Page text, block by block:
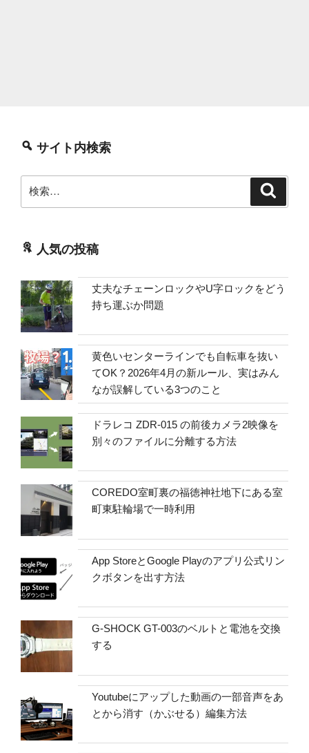
サイト内検索
索:
人気の投稿
丈夫なチェーンロックやU字ロックをどう
持ち運ぶか問題
黄色いセンターラインでも自転車を抜い
てOK？2026年4月の新ルール、実はみん
なが誤解している3つのこと
ドラレコ ZDR-015 の前後カメラ2映像を
別々のファイルに分離する方法
COREDO室町裏の福徳神社地下にある室
町東駐輪場で一時利用
App StoreとGoogle Playのアプリ公式リン
クボタンを出す方法
G-SHOCK GT-003のベルトと電池を交換
する
Youtubeにアップした動画の一部音声をあ
とから消す（かぶせる）編集方法